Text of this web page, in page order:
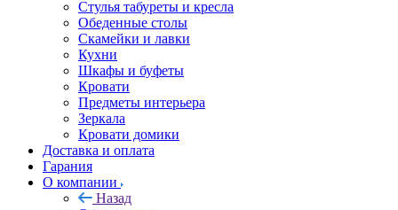
Стулья табуреты и кресла
Обеденные столы
Скамейки и лавки
Кухни
Шкафы и буфеты
Кровати
Предметы интерьера
Зеркала
Кровати домики
Доставка и оплата
Гарания
О компании
Назад